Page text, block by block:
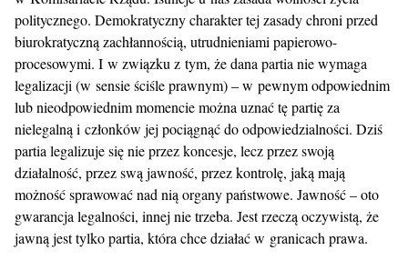
politycznego. Demokratyczny charakter tej zasady chroni przed
biurokratyczną zachłannością, utrudnieniami papierowo-
procesowymi. I w związku z tym, że dana partia nie wymaga
legalizacji (w sensie ściśle prawnym) – w pewnym odpowiednim
lub nieodpowiednim momencie można uznać tę partię za
nielegalną i członków jej pociągnąć do odpowiedzialności. Dziś
partia legalizuje się nie przez koncesje, lecz przez swoją
działalność, przez swą jawność, przez kontrolę, jaką mają
możność sprawować nad nią organy państwowe. Jawność – oto
gwarancja legalności, innej nie trzeba. Jest rzeczą oczywistą, że
jawną jest tylko partia, która chce działać w granicach prawa.